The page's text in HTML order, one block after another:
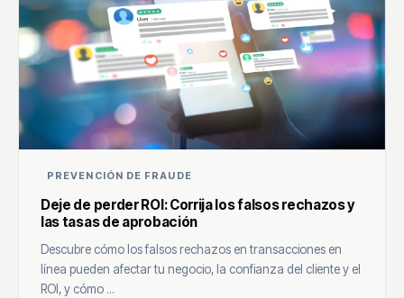
PREVENCIÓN DE FRAUDE
Deje de perder ROI: Corrija los falsos rechazos y
las tasas de aprobación
Descubre cómo los falsos rechazos en transacciones en
línea pueden afectar tu negocio, la confianza del cliente y el
ROI, y cómo ...